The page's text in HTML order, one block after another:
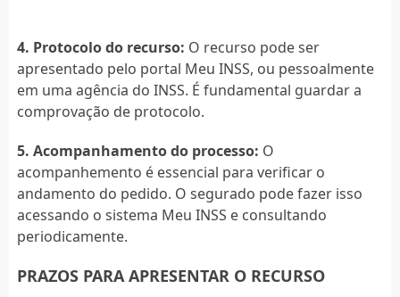
4. Protocolo do recurso: O recurso pode ser
apresentado pelo portal Meu INSS, ou pessoalmente
em uma agência do INSS. É fundamental guardar a
comprovação de protocolo.
5. Acompanhamento do processo: O
acompanhemento é essencial para verificar o
andamento do pedido. O segurado pode fazer isso
acessando o sistema Meu INSS e consultando
periodicamente.
PRAZOS PARA APRESENTAR O RECURSO